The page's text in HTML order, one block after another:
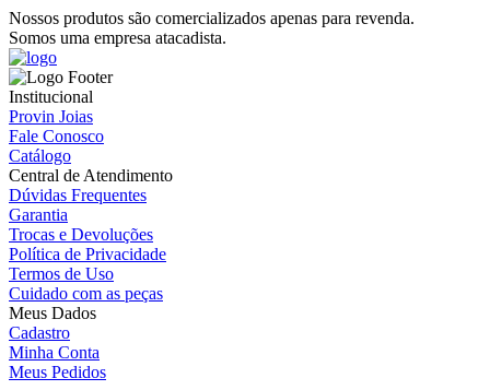
Nossos produtos são comercializados apenas para revenda.
Somos uma empresa atacadista.
Institucional
Provin Joias
Fale Conosco
Catálogo
Central de Atendimento
Dúvidas Frequentes
Garantia
Trocas e Devoluções
Política de Privacidade
Termos de Uso
Cuidado com as peças
Meus Dados
Cadastro
Minha Conta
Meus Pedidos